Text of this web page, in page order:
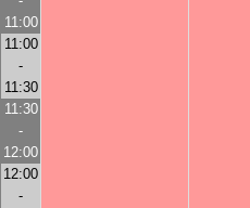
11:00
11:00
-
11:30
11:30
-
12:00
12:00
-